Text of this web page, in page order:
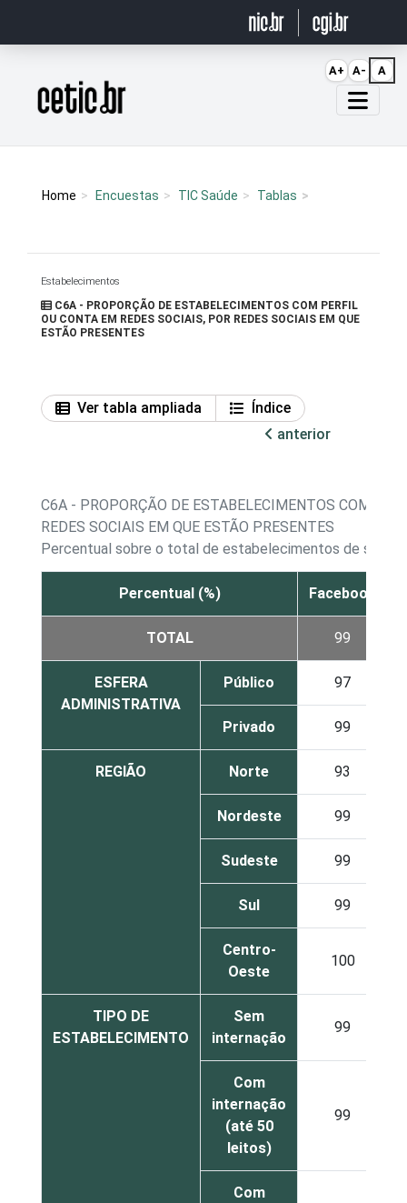
Página inicial
Home Encuestas TIC Saúde Tablas
Estabelecimentos
C6A - PROPORÇÃO DE ESTABELECIMENTOS COM PERFIL
OU CONTA EM REDES SOCIAIS, POR REDES SOCIAIS EM QUE
ESTÃO PRESENTES
Ver tabla ampliada
Índice
anterior
C6A - PROPORÇÃO DE ESTABELECIMENTOS COM
REDES SOCIAIS EM QUE ESTÃO PRESENTES
Percentual sobre o total de estabelecimentos de
Percentual (%) Facebook
TOTAL 99
ESFERA
ADMINISTRATIVA
Público 97
Privado 99
REGIÃO Norte 93
Nordeste 99
Sudeste 99
Sul 99
Centro-
Oeste
100
TIPO DE
ESTABELECIMENTO
Sem
internação
99
Com
internação
(até 50
leitos)
99
Com
A+ A- A